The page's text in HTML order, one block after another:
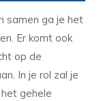
samen ga je het
Er komt ook
op de
In je rol zal je
gehele